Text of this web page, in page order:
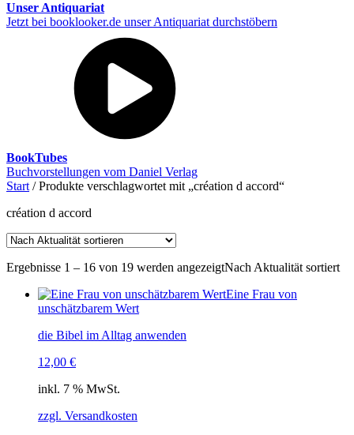
Unser Antiquariat
Jetzt bei booklooker.de unser Antiquariat durchstöbern
BookTubes
Buchvorstellungen vom Daniel Verlag
Start / Produkte verschlagwortet mit „création d accord“
création d accord
Ergebnisse 1 – 16 von 19 werden angezeigtNach Aktualität sortiert
Eine Frau von
unschätzbarem Wert
die Bibel im Alltag anwenden
12,00 €
inkl. 7 % MwSt.
zzgl. Versandkosten